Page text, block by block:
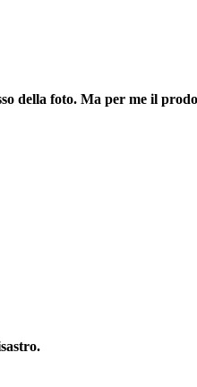
della foto. Ma per me il